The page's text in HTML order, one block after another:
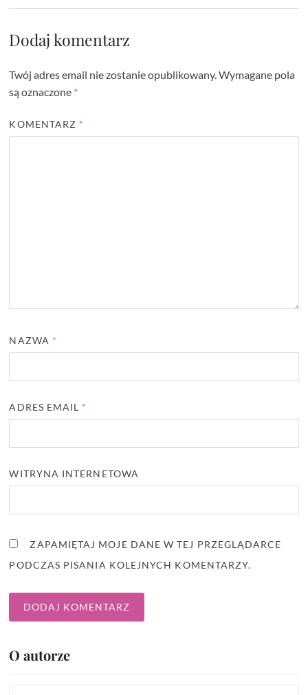
Dodaj komentarz
Twój adres email nie zostanie opublikowany. Wymagane pola
są oznaczone *
KOMENTARZ *
NAZWA *
ADRES EMAIL *
WITRYNA INTERNETOWA
ZAPAMIĘTAJ MOJE DANE W TEJ PRZEGLĄDARCE
PODCZAS PISANIA KOLEJNYCH KOMENTARZY.
O autorze